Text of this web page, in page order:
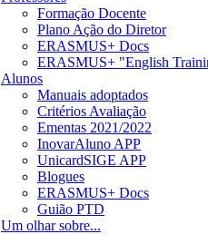
Formação Docente
Plano Ação do Diretor
ERASMUS+ Docs
ERASMUS+ "English
Alunos
Manuais adoptados
Critérios Avaliação
Ementas 2021/2022
InovarAluno APP
UnicardSIGE APP
Blogues
ERASMUS+ Docs
Guião PTD
Um olhar sobre...